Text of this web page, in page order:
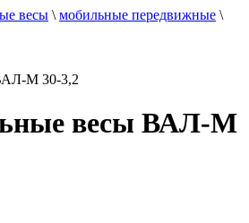
весы \ мобильные передвижные \
М 30-3,2
весы ВАЛ-М